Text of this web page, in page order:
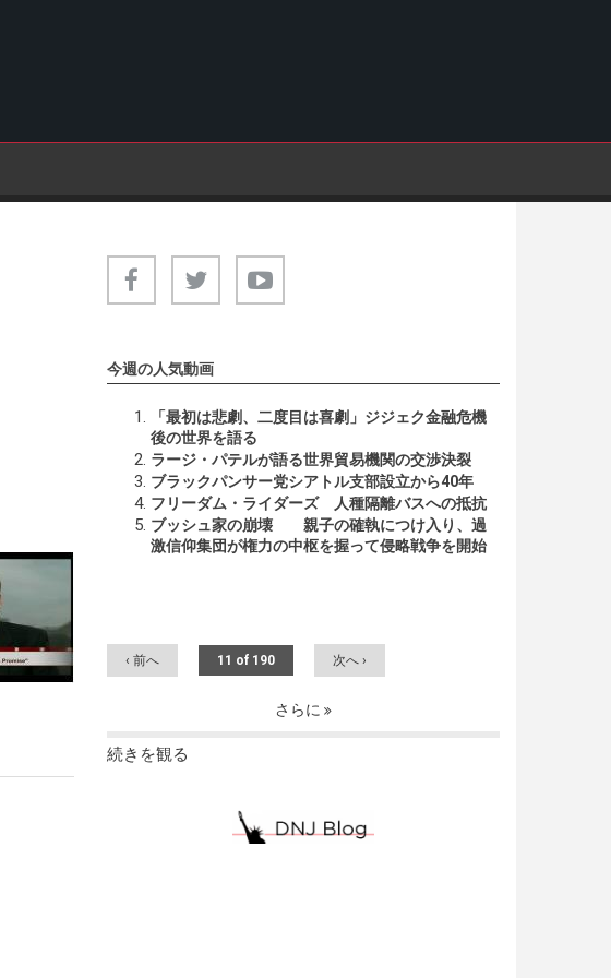
今週の人気動画
「最初は悲劇、二度目は喜劇」ジジェク金融危機
後の世界を語る
ラージ・パテルが語る世界貿易機関の交渉決裂
ブラックパンサー党シアトル支部設立から40年
フリーダム・ライダーズ 人種隔離バスへの抵抗
ブッシュ家の崩壊 親子の確執につけ入り、過
激信仰集団が権力の中枢を握って侵略戦争を開始
‹ 前へ 11 of 190 次へ ›
さらに
続きを観る